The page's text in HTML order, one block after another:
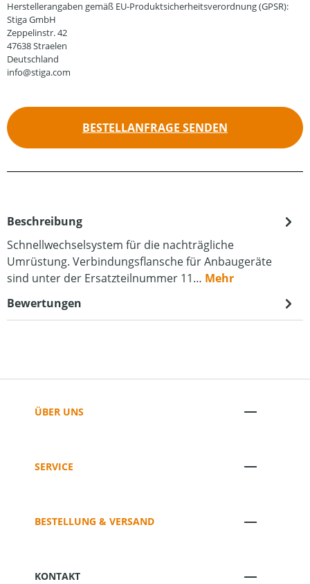
Herstellerangaben gemäß EU-Produktsicherheitsverordnung (GPSR):
Stiga GmbH
Zeppelinstr. 42
47638 Straelen
Deutschland
info@stiga.com
BESTELLANFRAGE SENDEN
Beschreibung
Schnellwechselsystem für die nachträgliche
Umrüstung. Verbindungsflansche für Anbaugeräte
sind unter der Ersatzteilnummer 11… Mehr
Bewertungen
ÜBER UNS
SERVICE
BESTELLUNG & VERSAND
KONTAKT